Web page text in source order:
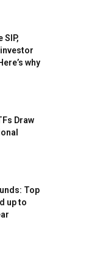
SIP,
why
Draw
Top
up to